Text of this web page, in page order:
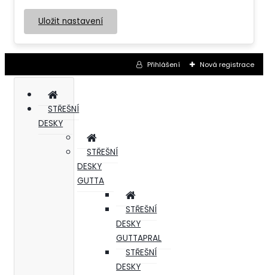
Uložit nastavení
Přihlášení Nová registrace
STŘEŠNÍ
DESKY
STŘEŠNÍ
DESKY
GUTTA
STŘEŠNÍ
DESKY
GUTTAPRAL
STŘEŠNÍ
DESKY